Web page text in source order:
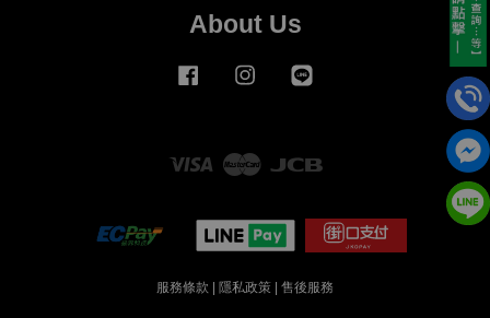
About Us
Facebook Instagram
Visa Master
服務條款 隱私政策 售後服務